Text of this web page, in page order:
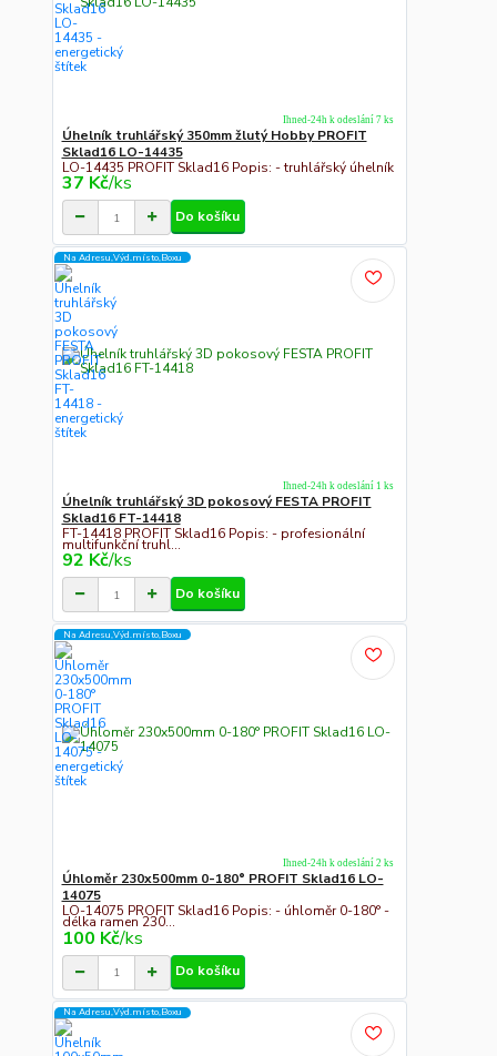
Úhelník truhlářský 350mm žlutý Hobby PROFIT
Sklad16 LO-14435
LO-14435 PROFIT Sklad16 Popis: - truhlářský úhelník
37 Kč/ks
Ihned-24h k odeslání 7 ks
Do košíku
Na Adresu,Výd.místo,Boxu
Úhelník truhlářský 3D pokosový FESTA PROFIT
Sklad16 FT-14418
FT-14418 PROFIT Sklad16 Popis: - profesionální
multifunkční truhl...
92 Kč/ks
Ihned-24h k odeslání 1 ks
Do košíku
Na Adresu,Výd.místo,Boxu
Úhloměr 230x500mm 0-180° PROFIT Sklad16 LO-
14075
LO-14075 PROFIT Sklad16 Popis: - úhloměr 0-180° -
délka ramen 230...
100 Kč/ks
Ihned-24h k odeslání 2 ks
Do košíku
Na Adresu,Výd.místo,Boxu